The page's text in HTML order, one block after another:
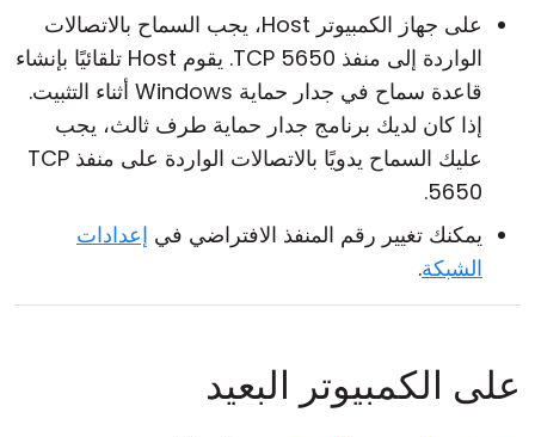
على جهاز الكمبيوتر Host، يجب السماح بالاتصالات
الواردة إلى منفذ TCP 5650. يقوم Host تلقائيًا بإنشاء
قاعدة سماح في جدار حماية Windows أثناء التثبيت.
إذا كان لديك برنامج جدار حماية طرف ثالث، يجب
عليك السماح يدويًا بالاتصالات الواردة على منفذ TCP
5650.
يمكنك تغيير رقم المنفذ الافتراضي في إعدادات
الشبكة.
على الكمبيوتر البعيد